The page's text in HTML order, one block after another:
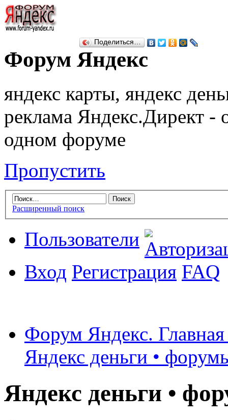
Форум Яндекс
яндекс карты, яндекс
реклама Яндекс.Директ -
одном форуме
Пропустить
Расширенный поиск
Пользователи
Вход Регистрация FAQ
Форум Яндекс.
Яндекс деньги •
Поделиться…
Яндекс деньги •